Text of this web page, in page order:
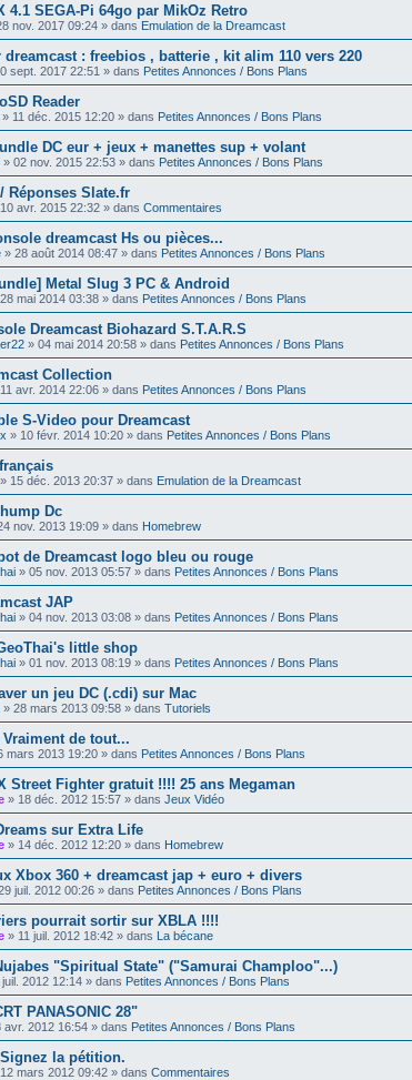
4.1 SEGA-Pi 64go par MikOz Retro
nov. 2017 09:24 » dans Emulation de la Dreamcast
dreamcast : freebios , batterie , kit alim 110 vers 220
sept. 2017 22:51 » dans Petites Annonces / Bons Plans
Reader
» 11 déc. 2015 12:20 » dans Petites Annonces / Bons Plans
DC eur + jeux + manettes sup + volant
» 02 nov. 2015 22:53 » dans Petites Annonces / Bons Plans
Réponses Slate.fr
10 avr. 2015 22:32 » dans Commentaires
dreamcast Hs ou pièces...
» 28 août 2014 08:47 » dans Petites Annonces / Bons Plans
Metal Slug 3 PC & Android
28 mai 2014 03:38 » dans Petites Annonces / Bons Plans
Dreamcast Biohazard S.T.A.R.S
» 04 mai 2014 20:58 » dans Petites Annonces / Bons Plans
Collection
11 avr. 2014 22:06 » dans Petites Annonces / Bons Plans
S-Video pour Dreamcast
» 10 févr. 2014 10:20 » dans Petites Annonces / Bons Plans
» 15 déc. 2013 20:37 » dans Emulation de la Dreamcast
Dc
nov. 2013 19:09 » dans Homebrew
de Dreamcast logo bleu ou rouge
» 05 nov. 2013 05:57 » dans Petites Annonces / Bons Plans
JAP
» 04 nov. 2013 03:08 » dans Petites Annonces / Bons Plans
little shop
» 01 nov. 2013 08:19 » dans Petites Annonces / Bons Plans
un jeu DC (.cdi) sur Mac
» 28 mars 2013 09:58 » dans Tutoriels
Vraiment de tout...
mars 2013 19:20 » dans Petites Annonces / Bons Plans
Street Fighter gratuit !!!! 25 ans Megaman
» 18 déc. 2012 15:57 » dans Jeux Vidéo
sur Extra Life
» 14 déc. 2012 12:20 » dans Homebrew
Xbox 360 + dreamcast jap + euro + divers
juil. 2012 00:26 » dans Petites Annonces / Bons Plans
pourrait sortir sur XBLA !!!!
» 11 juil. 2012 18:42 » dans La bécane
"Spiritual State" ("Samurai Champloo"...)
juil. 2012 12:14 » dans Petites Annonces / Bons Plans
PANASONIC 28"
avr. 2012 16:54 » dans Petites Annonces / Bons Plans
la pétition.
12 mars 2012 09:42 » dans Commentaires